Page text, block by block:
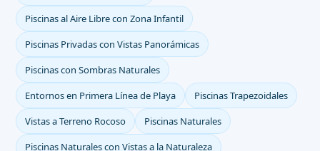
Piscinas al Aire Libre con Zona Infantil
Piscinas Privadas con Vistas Panorámicas
Piscinas con Sombras Naturales
Entornos en Primera Línea de Playa
Piscinas Trapezoidales
Vistas a Terreno Rocoso
Piscinas Naturales
Piscinas Naturales con Vistas a la Naturaleza